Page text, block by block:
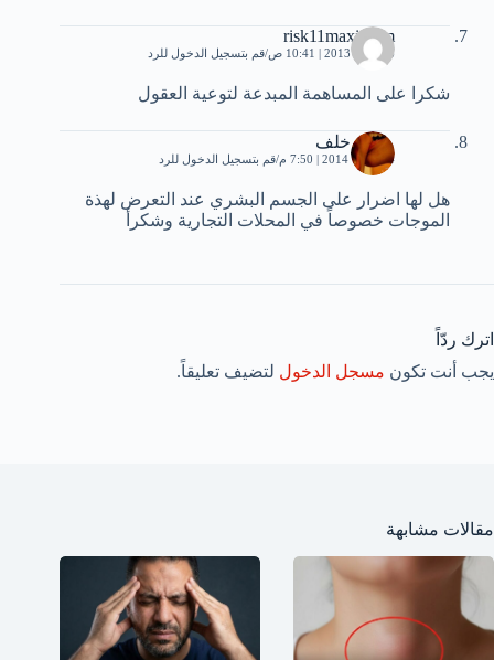
risk11maximum
26 مايو، 2013 | 10:41 ص قم بتسجيل الدخول للرد
شكرا على المساهمة المبدعة لتوعية العقول
محمد خلف
4 فبراير، 2014 | 7:50 م قم بتسجيل الدخول للرد
هل لها اضرار على الجسم البشري عند التعرض لهذة
الموجات خصوصاً في المحلات التجارية وشكرأ
اترك ردّاً
يجب أنت تكون مسجل الدخول لتضيف تعليقاً.
مقالات مشابهة